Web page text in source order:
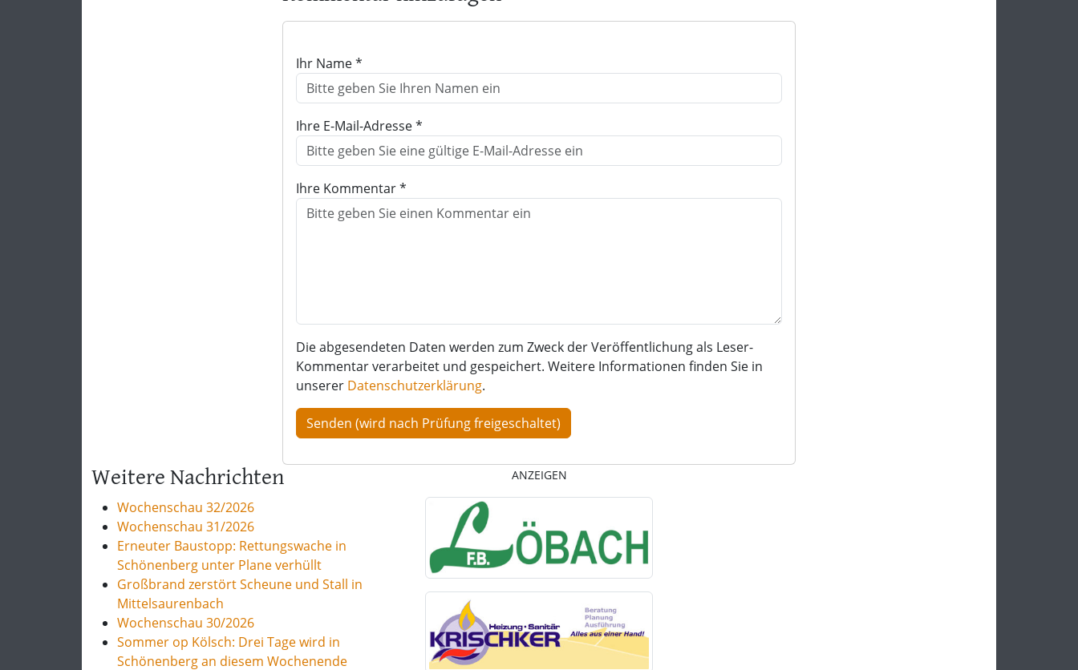
Ihr Name *
Ihre E-Mail-Adresse *
Ihre Kommentar *
Die abgesendeten Daten werden zum Zweck der Veröffentlichung als Leser-
Kommentar verarbeitet und gespeichert. Weitere Informationen finden Sie in
unserer Datenschutzerklärung.
Weitere Nachrichten
Wochenschau 32/2026
Wochenschau 31/2026
Erneuter Baustopp: Rettungswache in
Schönenberg unter Plane verhüllt
Großbrand zerstört Scheune und Stall in
Mittelsaurenbach
Wochenschau 30/2026
Sommer op Kölsch: Drei Tage wird in
Schönenberg an diesem Wochenende
ANZEIGEN